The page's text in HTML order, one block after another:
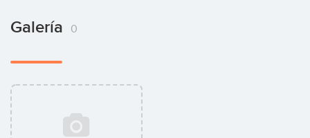
Galería 0